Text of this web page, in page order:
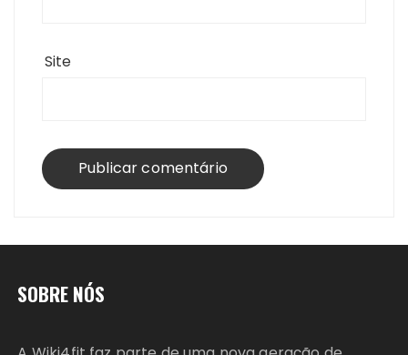
Site
SOBRE NÓS